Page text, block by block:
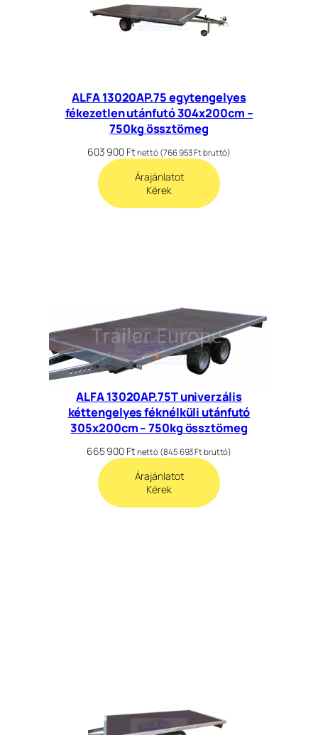
ALFA 13020AP.75 egytengelyes
fékezetlen utánfutó 304x200cm –
750kg össztömeg
603 900 Ft nettó (766 953Ft bruttó)
Árajánlatot
Kérek
ALFA 13020AP.75T univerzális
kéttengelyes féknélküli utánfutó
305x200cm – 750kg össztömeg
665 900 Ft nettó (845 693Ft bruttó)
Árajánlatot
Kérek